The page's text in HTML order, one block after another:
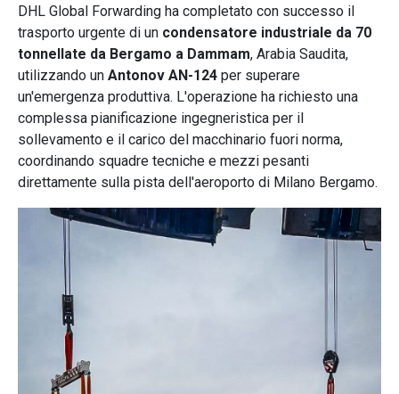
DHL Global Forwarding ha completato con successo il
trasporto urgente di un condensatore industriale da 70
tonnellate da Bergamo a Dammam, Arabia Saudita,
utilizzando un Antonov AN-124 per superare
un'emergenza produttiva. L'operazione ha richiesto una
complessa pianificazione ingegneristica per il
sollevamento e il carico del macchinario fuori norma,
coordinando squadre tecniche e mezzi pesanti
direttamente sulla pista dell'aeroporto di Milano Bergamo.